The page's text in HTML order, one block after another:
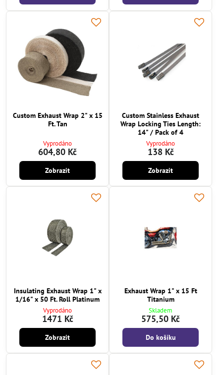
Custom Exhaust Wrap 2" x 15
Ft. Tan
Vyprodáno
604,80 Kč
Zobrazit
Custom Stainless Exhaust
Wrap Locking Ties Length:
14" / Pack of 4
Vyprodáno
138 Kč
Zobrazit
Insulating Exhaust Wrap 1" x
1/16" x 50 Ft. Roll Platinum
Vyprodáno
1471 Kč
Zobrazit
Exhaust Wrap 1" x 15 Ft
Titanium
Skladem
575,50 Kč
Do košíku